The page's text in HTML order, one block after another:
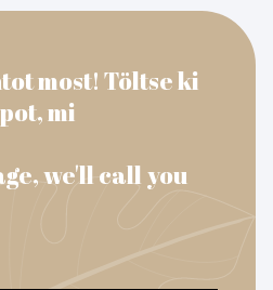
most! Töltse ki
mi
we'll call you